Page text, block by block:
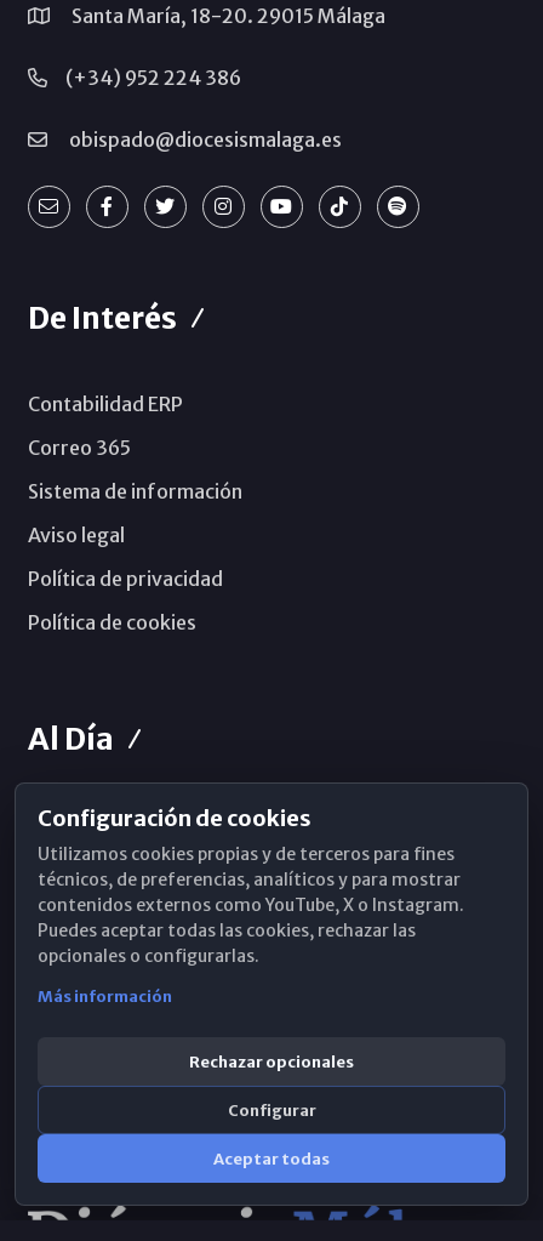
Santa María, 18-20. 29015 Málaga
(+34) 952 224 386
obispado@diocesismalaga.es
De Interés
Contabilidad ERP
Correo 365
Sistema de información
Aviso legal
Política de privacidad
Política de cookies
Al Día
Horarios de Misa
Hemeroteca
WhatsApp
Configuración de cookies
Utilizamos cookies propias y de terceros para fines
técnicos, de preferencias, analíticos y para mostrar
contenidos externos como YouTube, X o Instagram.
Puedes aceptar todas las cookies, rechazar las
opcionales o configurarlas.
Más información
Rechazar opcionales
Configurar
Aceptar todas